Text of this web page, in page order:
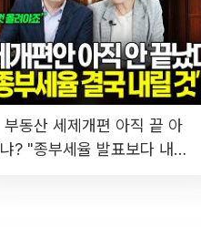
부동산 세제개편 아직 끝 아
냐? "종부세율 발표보다 내릴